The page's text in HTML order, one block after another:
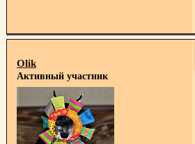
Olik
Активный участник